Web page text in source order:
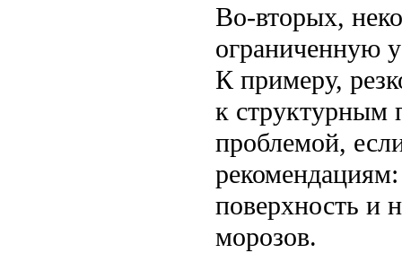
Во-вторых,
ограниченную
К примеру,
к структурным
проблемой,
поверхность и
морозов.